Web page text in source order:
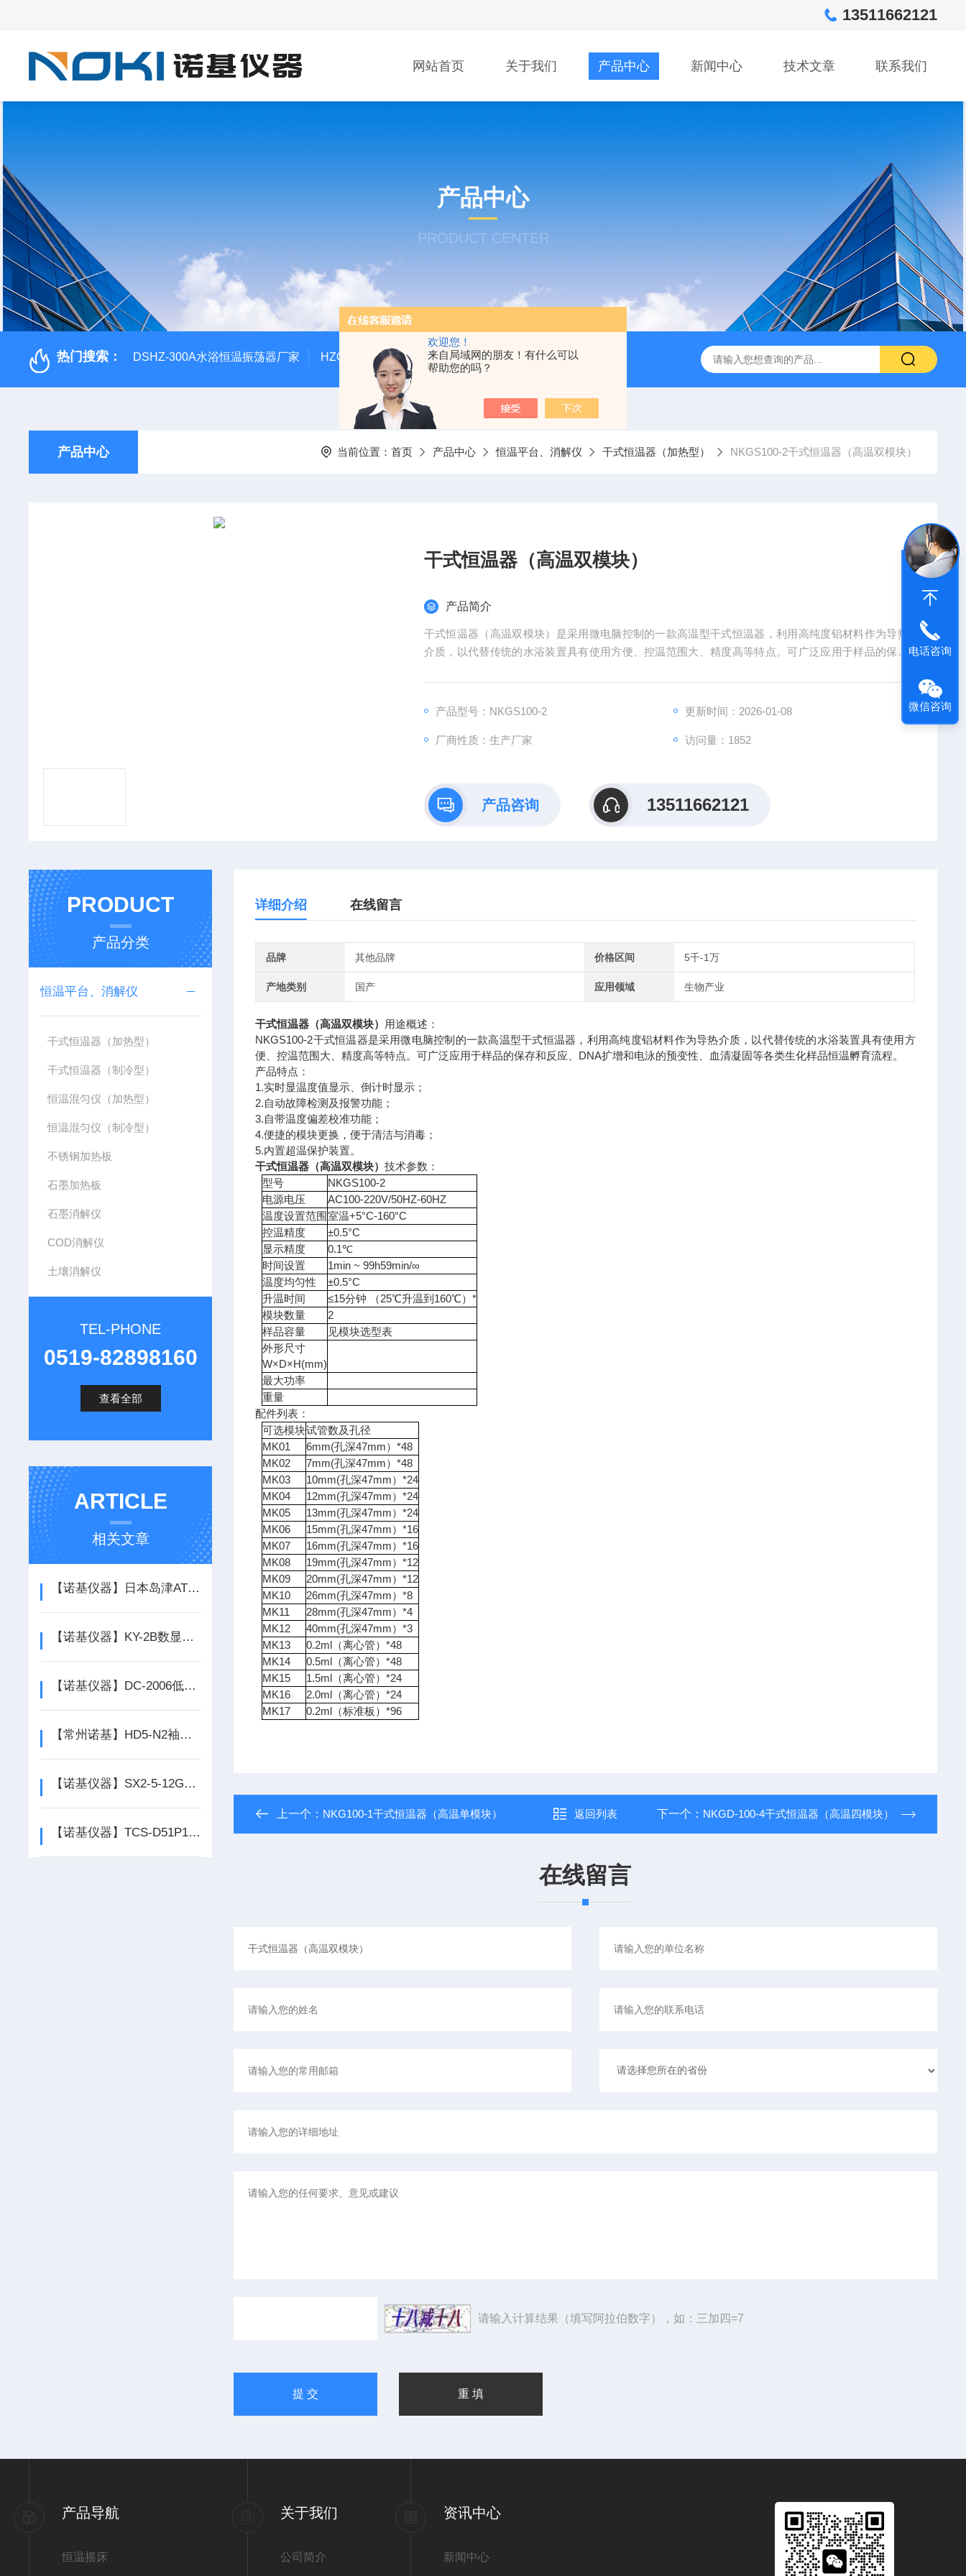
欢迎您！
来自局域网的朋友！有什么可以
帮助您的吗？
13511662121
网站首页 关于我们 产品中心 新闻中心 技术文章 联系我们
产品中心
PRODUCT CENTER
热门搜索： DSHZ-300A水浴恒温振荡器厂家 HZQ-F160全温振荡培养箱厂家价格 GGC-D大型全自动翻转式振荡萃取器 诺基LSHZ-300冷冻水浴恒温振荡器厂家
产品中心 当前位置： 首页 产品中心 恒温平台、消解仪 干式恒温器（加热型） NKGS100-2干式恒温器（高温双模块）
干式恒温器（高温双模块）
产品简介
干式恒温器（高温双模块）是采用微电脑控制的一款高温型干式恒温器，利用高纯度铝材料作为导热
介质，以代替传统的水浴装置具有使用方便、控温范围大、精度高等特点。可广泛应用于样品的保存
产品型号：NKGS100-2 更新时间：2026-01-08
厂商性质：生产厂家 访问量：1852
产品咨询 13511662121
PRODUCT
产品分类
恒温平台、消解仪
干式恒温器（加热型）
干式恒温器（制冷型）
恒温混匀仪（加热型）
恒温混匀仪（制冷型）
不锈钢加热板
石墨加热板
石墨消解仪
COD消解仪
土壤消解仪
TEL-PHONE
0519-82898160
查看全部
ARTICLE
相关文章
【诺基仪器】日本岛津ATX224电子分析天平*
【诺基仪器】KY-2B数显控氧仪*，质量保证
【诺基仪器】DC-2006低温恒温槽生产厂家*
【常州诺基】HD5-N2袖珍式氮气检测仪*
【诺基仪器】SX2-5-12GJ分体耐火砖炉膛箱式电阻炉
【诺基仪器】TCS-D51P150QL2 电子台秤*
详细介绍 在线留言
品牌 其他品牌 价格区间 5千-1万
产地类别 国产 应用领域 生物产业
干式恒温器（高温双模块） 用途概述：
NKGS100-2干式恒温器是采用微电脑控制的一款高温型干式恒温器，利用高纯度铝材料作为导热介质，以代替传统的水浴装置具有使用方
便、控温范围大、精度高等特点。可广泛应用于样品的保存和反应、DNA扩增和电泳的预变性、血清凝固等各类生化样品恒温孵育流程。
产品特点：
1.实时显温度值显示、倒计时显示；
2.自动故障检测及报警功能；
3.自带温度偏差校准功能；
4.便捷的模块更换，便于清洁与消毒；
5.内置超温保护装置。
干式恒温器（高温双模块）技术参数：
型号
NKGS100-2
电源电压
AC100-220V/50HZ-60HZ
温度设置范围室温+5°C-160°C
控温精度
±0.5°C
显示精度
0.1℃
时间设置
1min ~ 99h59min/∞
温度均匀性
±0.5°C
升温时间
≤15分钟 （25℃升温到160℃）*
模块数量
2
样品容量
见模块选型表
外形尺寸
W×D×H(mm)
最大功率
重量
配件列表：
可选模块试管数及孔径
MK01
6mm(孔深47mm）*48
MK02
7mm(孔深47mm）*48
MK03
10mm(孔深47mm）*24
MK04
12mm(孔深47mm）*24
MK05
13mm(孔深47mm）*24
MK06
15mm(孔深47mm）*16
MK07
16mm(孔深47mm）*16
MK08
19mm(孔深47mm）*12
MK09
20mm(孔深47mm）*12
MK10
26mm(孔深47mm）*8
MK11
28mm(孔深47mm）*4
MK12
40mm(孔深47mm）*3
MK13
0.2ml（离心管）*48
MK14
0.5ml（离心管）*48
MK15
1.5ml（离心管）*24
MK16
2.0ml（离心管）*24
MK17
0.2ml（标准板）*96
上一个： NKG100-1干式恒温器（高温单模块） 返回列表 下一个： NKGD-100-4干式恒温器（高温四模块）
在线留言
请输入计算结果（填写阿拉伯数字），如：三加四=7
产品导航
恒温摇床
关于我们
公司简介
资讯中心
新闻中心
电话咨询
微信咨询